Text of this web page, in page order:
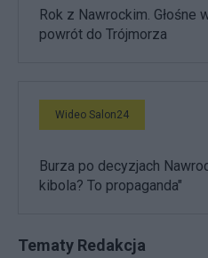
Rok z Nawrockim. Głośne
powrót do Trójmorza
Wideo Salon24
Burza po decyzjach
kibola? To propaganda"
Tematy Redakcja